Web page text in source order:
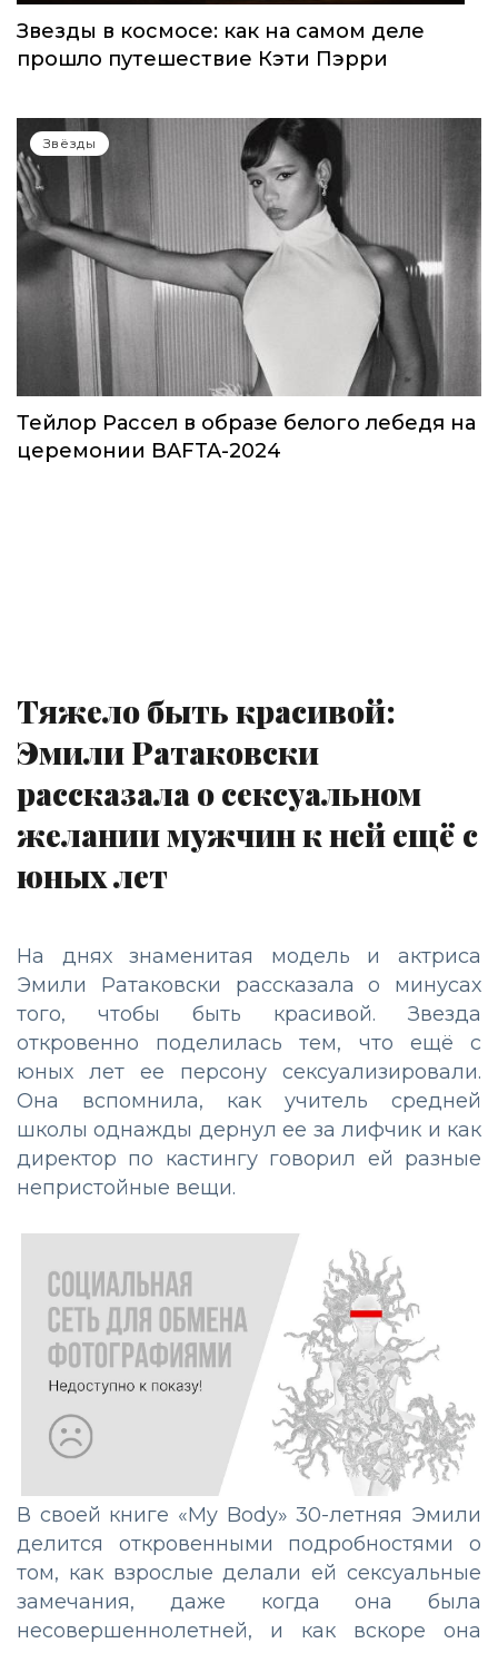
Звезды в космосе: как на самом деле
прошло путешествие Кэти Пэрри
Звёзды
Тейлор Рассел в образе белого лебедя на
церемонии BAFTA-2024
Тяжело быть красивой:
Эмили Ратаковски
рассказала о сексуальном
желании мужчин к ней ещё с
юных лет
На днях знаменитая модель и актриса
Эмили Ратаковски рассказала о минусах
того, чтобы быть красивой. Звезда
откровенно поделилась тем, что ещё с
юных лет ее персону сексуализировали.
Она вспомнила, как учитель средней
школы однажды дернул ее за лифчик и как
директор по кастингу говорил ей разные
непристойные вещи.
В своей книге «My Body» 30-летняя Эмили
делится откровенными подробностями о
том, как взрослые делали ей сексуальные
замечания, даже когда она была
несовершеннолетней, и как вскоре она